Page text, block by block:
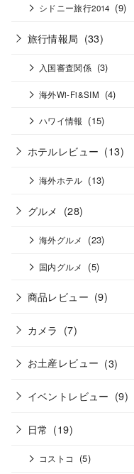
シドニー旅行2014 (9)
旅行情報局 (33)
入国審査関係 (3)
海外Wi-Fi&SIM (4)
ハワイ情報 (15)
ホテルレビュー (13)
海外ホテル (13)
グルメ (28)
海外グルメ (23)
国内グルメ (5)
商品レビュー (9)
カメラ (7)
お土産レビュー (3)
イベントレビュー (9)
日常 (19)
コストコ (5)